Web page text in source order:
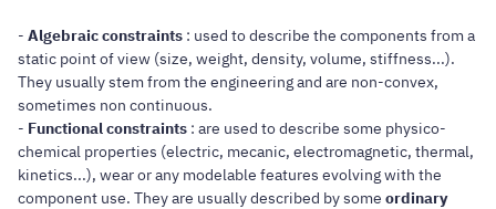
- Algebraic constraints : used to describe the components from a
static point of view (size, weight, density, volume, stiffness...).
They usually stem from the engineering and are non-convex,
sometimes non continuous.
- Functional constraints : are used to describe some physico-
chemical properties (electric, mecanic, electromagnetic, thermal,
kinetics...), wear or any modelable features evolving with the
component use. They are usually described by some ordinary